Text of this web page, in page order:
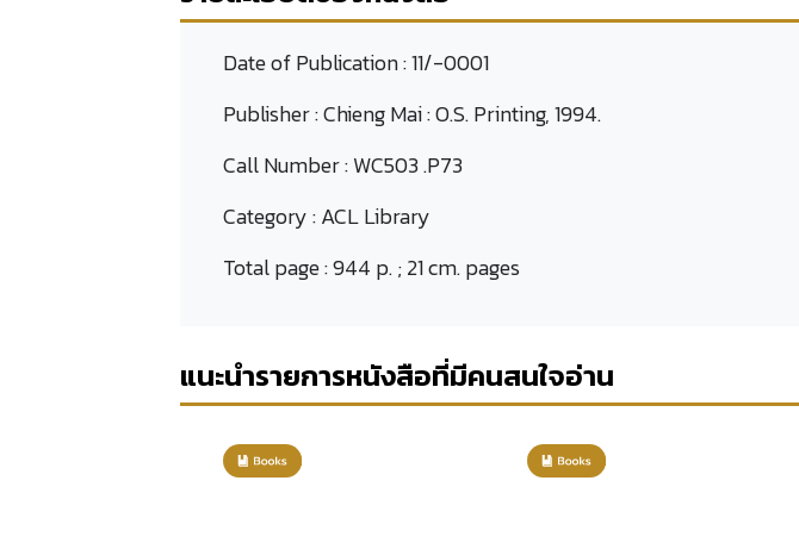
Date of Publication :11/-0001
Publisher :Chieng Mai : O.S. Printing, 1994.
Call Number :WC503 .P73
Category :ACL Library
Total page :944 p. ; 21 cm. pages
แนะนำรายการหนังสือที่มีคนสนใจอ่าน